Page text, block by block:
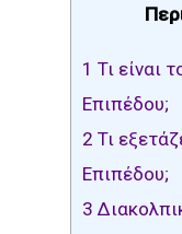
1 Τι είναι
Επιπέδου;
2 Τι
Επιπέδου;
3